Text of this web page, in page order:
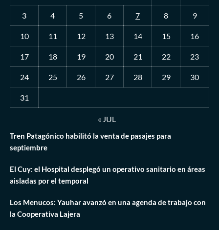
3 4 5 6 7 8 9
10 11 12 13 14 15 16
17 18 19 20 21 22 23
24 25 26 27 28 29 30
31
« JUL
Tren Patagónico habilitó la venta de pasajes para
septiembre
El Cuy: el Hospital desplegó un operativo sanitario en áreas
aisladas por el temporal
Los Menucos: Yauhar avanzó en una agenda de trabajo con
la Cooperativa Lajera